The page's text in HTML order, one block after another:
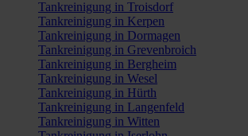
Tankreinigung in Troisdorf
Tankreinigung in Kerpen
Tankreinigung in Dormagen
Tankreinigung in Grevenbroich
Tankreinigung in Bergheim
Tankreinigung in Wesel
Tankreinigung in Hürth
Tankreinigung in Langenfeld
Tankreinigung in Witten